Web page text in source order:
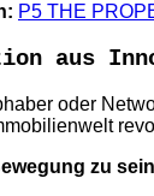
P5 THE
aus
oder
zu